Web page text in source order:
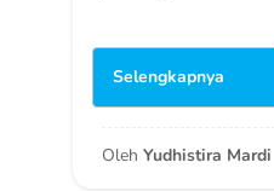
Selengkapnya
Oleh Yudhistira Mardi